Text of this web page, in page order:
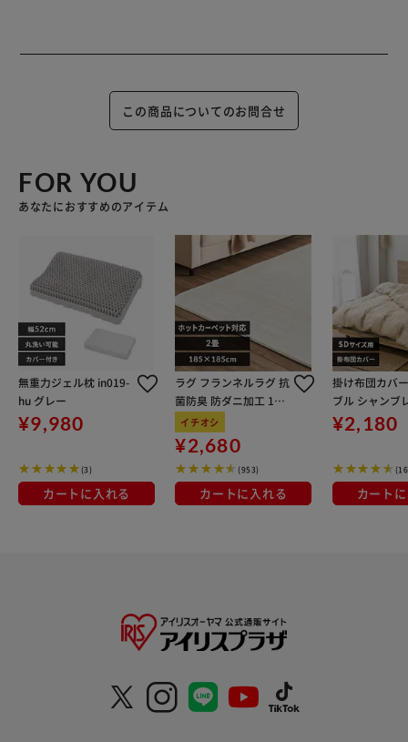
この商品についてのお問合せ
FOR YOU
あなたにおすすめのアイテム
無重力ジェル枕 in019-
hu グレー
¥9,980
(3)
カートに入れる
ラグ フランネルラグ 抗
菌防臭 防ダニ加工 185
cm×185cm 2畳 アイ
ボリー FNR-RC-1818
イチオシ
¥2,680
(953)
カートに入れる
掛け布団カバ
ブル シャンブ
ボリー
¥2,180
カート